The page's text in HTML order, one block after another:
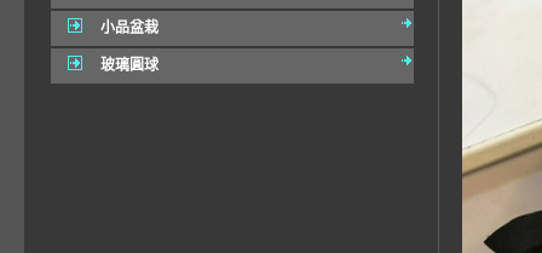
小品盆栽
玻璃圓球